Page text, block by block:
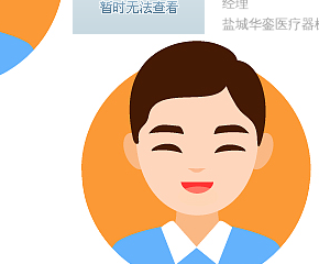
盐城华銮医疗器